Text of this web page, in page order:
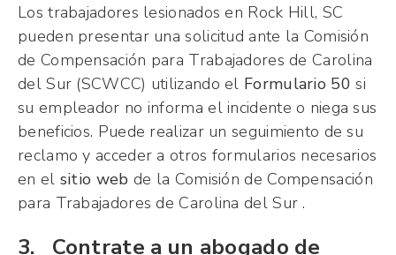
Los trabajadores lesionados en Rock Hill, SC
pueden presentar una solicitud ante la Comisión
de Compensación para Trabajadores de Carolina
del Sur (SCWCC) utilizando el Formulario 50 si
su empleador no informa el incidente o niega sus
beneficios. Puede realizar un seguimiento de su
reclamo y acceder a otros formularios necesarios
en el sitio web de la Comisión de Compensación
para Trabajadores de Carolina del Sur .
3. Contrate a un abogado de